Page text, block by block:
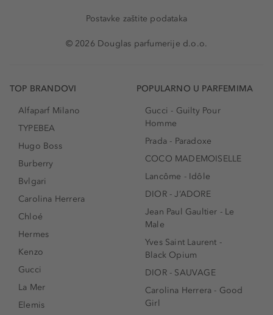
Postavke zaštite podataka
© 2026 Douglas parfumerije d.o.o.
TOP BRANDOVI
Alfaparf Milano
TYPEBEA
Hugo Boss
Burberry
Bvlgari
Carolina Herrera
Chloé
Hermes
Kenzo
Gucci
La Mer
Elemis
POPULARNO U PARFEMIMA
Gucci - Guilty Pour
Homme
Prada - Paradoxe
COCO MADEMOISELLE
Lancôme - Idôle
DIOR - J’ADORE
Jean Paul Gaultier - Le
Male
Yves Saint Laurent -
Black Opium
DIOR - SAUVAGE
Carolina Herrera - Good
Girl